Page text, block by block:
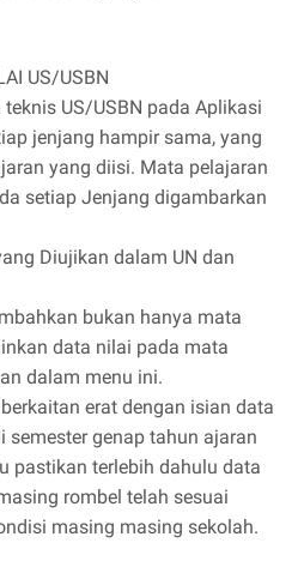
US/USBN
US/USBN pada Aplikasi
jenjang hampir sama, yang
yang diisi. Mata pelajaran
setiap Jenjang digambarkan
Diujikan dalam UN dan
bukan hanya mata
data nilai pada mata
dalam menu ini.
erat dengan isian data
semester genap tahun ajaran
pastikan terlebih dahulu data
rombel telah sesuai
masing masing sekolah.